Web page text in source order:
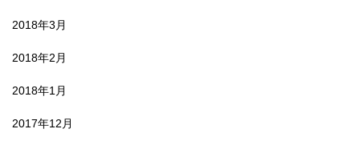
2018年3月
2018年2月
2018年1月
2017年12月